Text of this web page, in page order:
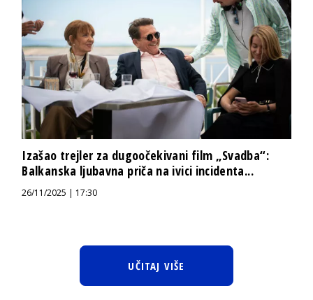
Izašao trejler za dugoočekivani film „Svadba“:
Balkanska ljubavna priča na ivici incidenta...
26/11/2025 | 17:30
UČITAJ VIŠE